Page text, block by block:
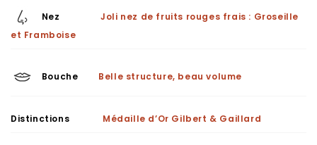
Nez
Joli nez de fruits rouges frais : Groseille
et Framboise
Bouche Belle structure, beau volume
Distinctions Médaille d’Or Gilbert & Gaillard